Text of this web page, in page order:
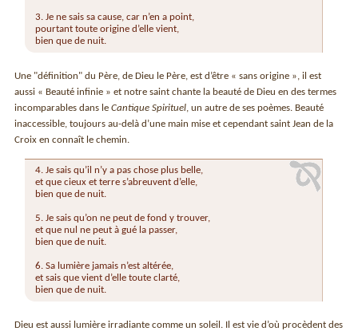
3. Je ne sais sa cause, car n’en a point,
pourtant toute origine d’elle vient,
bien que de nuit.
Une "définition" du Père, de Dieu le Père, est d’être « sans origine », il est
aussi « Beauté infinie » et notre saint chante la beauté de Dieu en des termes
incomparables dans leCantique Spirituel, un autre de ses poèmes. Beauté
inaccessible, toujours au-delà d’une main mise et cependant saint Jean de la
Croix en connaît le chemin.
4. Je sais qu’il n’y a pas chose plus belle,
et que cieux et terre s’abreuvent d’elle,
bien que de nuit.
5. Je sais qu’on ne peut de fond y trouver,
et que nul ne peut à gué la passer,
bien que de nuit.
6. Sa lumière jamais n’est altérée,
et sais que vient d’elle toute clarté,
bien que de nuit.
Dieu est aussi lumière irradiante comme un soleil. Il est vie d’où procèdent des